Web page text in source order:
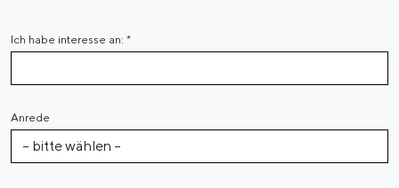
Ich habe interesse an: *
Anrede